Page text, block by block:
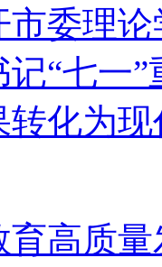
市委理
“七一
转化为
育高质